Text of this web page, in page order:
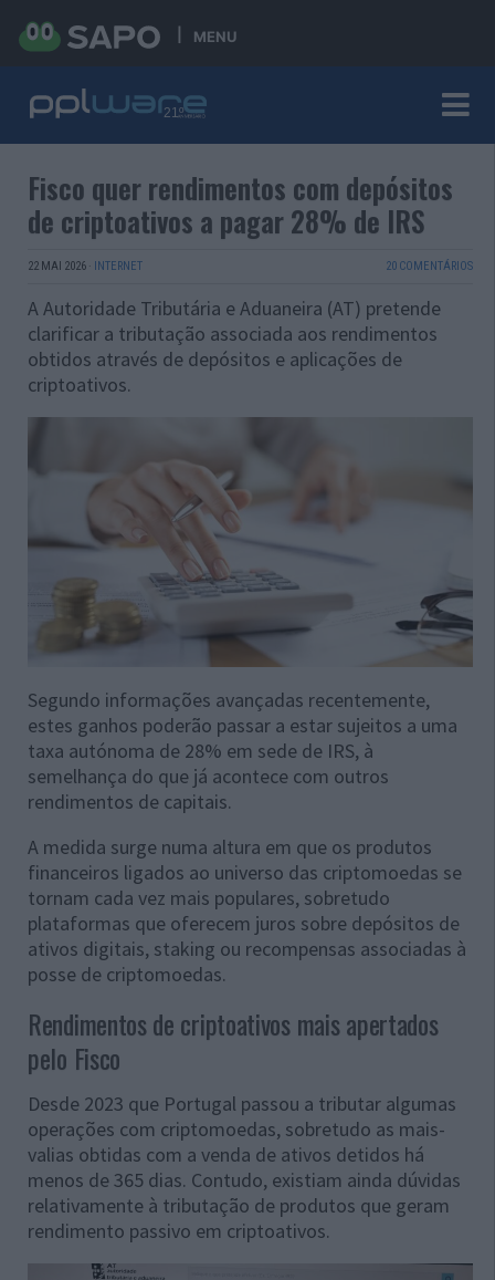
MENU
Fisco quer rendimentos com depósitos
de criptoativos a pagar 28% de IRS
22 MAI 2026 · INTERNET 20 COMENTÁRIOS
A Autoridade Tributária e Aduaneira (AT) pretende
clarificar a tributação associada aos rendimentos
obtidos através de depósitos e aplicações de
criptoativos.
Segundo informações avançadas recentemente,
estes ganhos poderão passar a estar sujeitos a uma
taxa autónoma de 28% em sede de IRS, à
semelhança do que já acontece com outros
rendimentos de capitais.
A medida surge numa altura em que os produtos
financeiros ligados ao universo das criptomoedas se
tornam cada vez mais populares, sobretudo
plataformas que oferecem juros sobre depósitos de
ativos digitais, staking ou recompensas associadas à
posse de criptomoedas.
Rendimentos de criptoativos mais apertados
pelo Fisco
Desde 2023 que Portugal passou a tributar algumas
operações com criptomoedas, sobretudo as mais-
valias obtidas com a venda de ativos detidos há
menos de 365 dias. Contudo, existiam ainda dúvidas
relativamente à tributação de produtos que geram
rendimento passivo em criptoativos.